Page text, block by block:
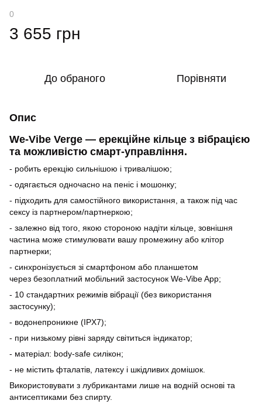
0
3 655 грн
До обраного Порівняти
Опис
We-Vibe Verge — ерекційне кільце з вібрацією
та можливістю смарт-управління.
- робить ерекцію сильнішою і тривалішою;
- одягається одночасно на пеніс і мошонку;
- підходить для самостійного використання, а також під час
сексу із партнером/партнеркою;
- залежно від того, якою стороною надіти кільце, зовнішня
частина може стимулювати вашу промежину або клітор
партнерки;
- синхронізується зі смартфоном або планшетом
через безоплатний мобільний застосунок We-Vibe App;
- 10 стандартних режимів вібрації (без використання
застосунку);
- водонепроникне (IPX7);
- при низькому рівні заряду світиться індикатор;
- матеріал: body-safe силікон;
- не містить фталатів, латексу і шкідливих домішок.
Використовувати з лубрикантами лише на водній основі та
антисептиками без спирту.